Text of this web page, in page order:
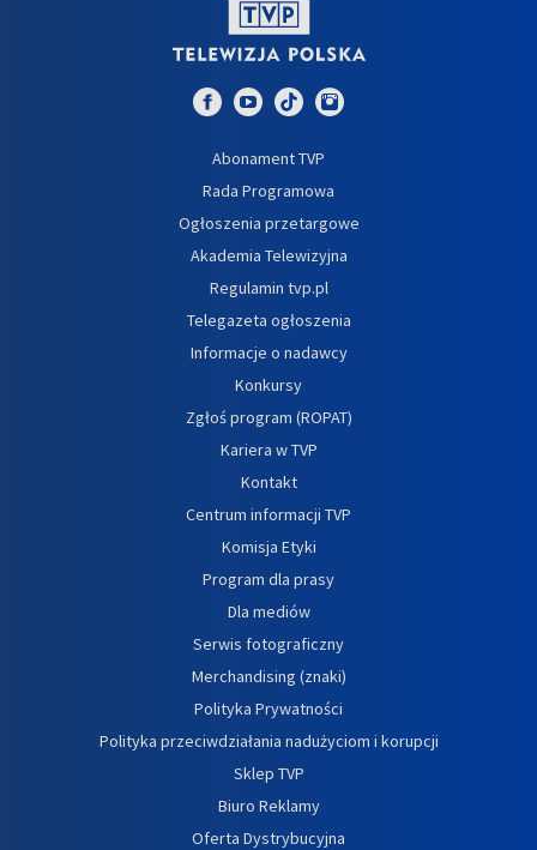
Abonament TVP
Rada Programowa
Ogłoszenia przetargowe
Akademia Telewizyjna
Regulamin tvp.pl
Telegazeta ogłoszenia
Informacje o nadawcy
Konkursy
Zgłoś program (ROPAT)
Kariera w TVP
Kontakt
Centrum informacji TVP
Komisja Etyki
Program dla prasy
Dla mediów
Serwis fotograficzny
Merchandising (znaki)
Polityka Prywatności
Polityka przeciwdziałania nadużyciom i korupcji
Sklep TVP
Biuro Reklamy
Oferta Dystrybucyjna